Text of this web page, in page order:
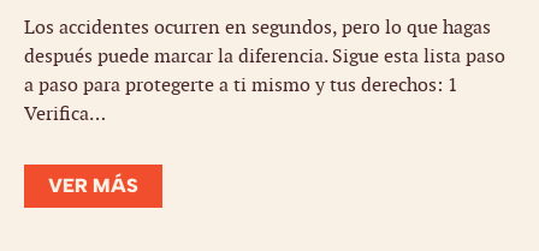
Los accidentes ocurren en segundos, pero lo que hagas
después puede marcar la diferencia. Sigue esta lista paso
a paso para protegerte a ti mismo y tus derechos: 1
Verifica…
VER MÁS